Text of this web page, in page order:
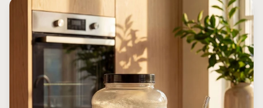
Shop All Vegan Protein